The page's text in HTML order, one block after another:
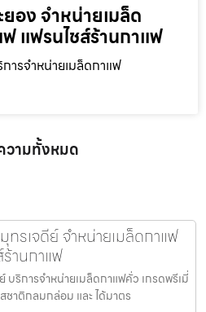
อง จำหน่ายเมล็ด
แฟรนไชส์ร้านกาแฟ
ารจำหน่ายเมล็ดกาแฟ
วามทั้งหมด
รเจดีย์ จำหน่ายเมล็ดกาแฟ
านกาแฟ
ริการจำหน่ายเมล็ดกาแฟคั่ว เกรดพรีเมี่
าติกลมกล่อม และ ได้มาตร